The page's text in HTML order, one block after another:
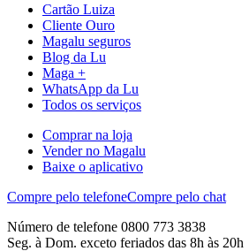
Cartão Luiza
Cliente Ouro
Magalu seguros
Blog da Lu
Maga +
WhatsApp da Lu
Todos os serviços
Comprar na loja
Vender no Magalu
Baixe o aplicativo
Compre pelo telefoneCompre pelo chat
Número de telefone 0800 773 3838
Seg. à Dom. exceto feriados das 8h às 20h